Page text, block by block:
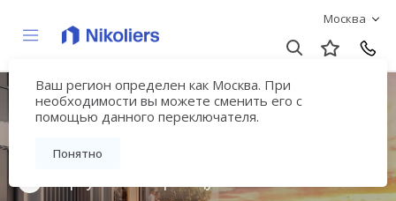
Москва
Ваш регион определен как Москва. При
необходимости вы можете сменить его с
помощью данного переключателя.
Понятно
Мультиквартал
«ВЕЕР»